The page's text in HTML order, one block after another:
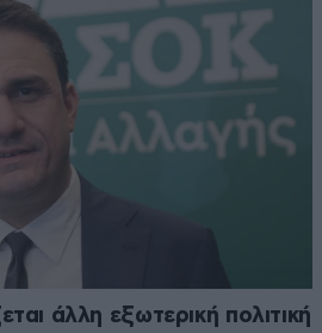
άλλη εξωτερική πολιτική